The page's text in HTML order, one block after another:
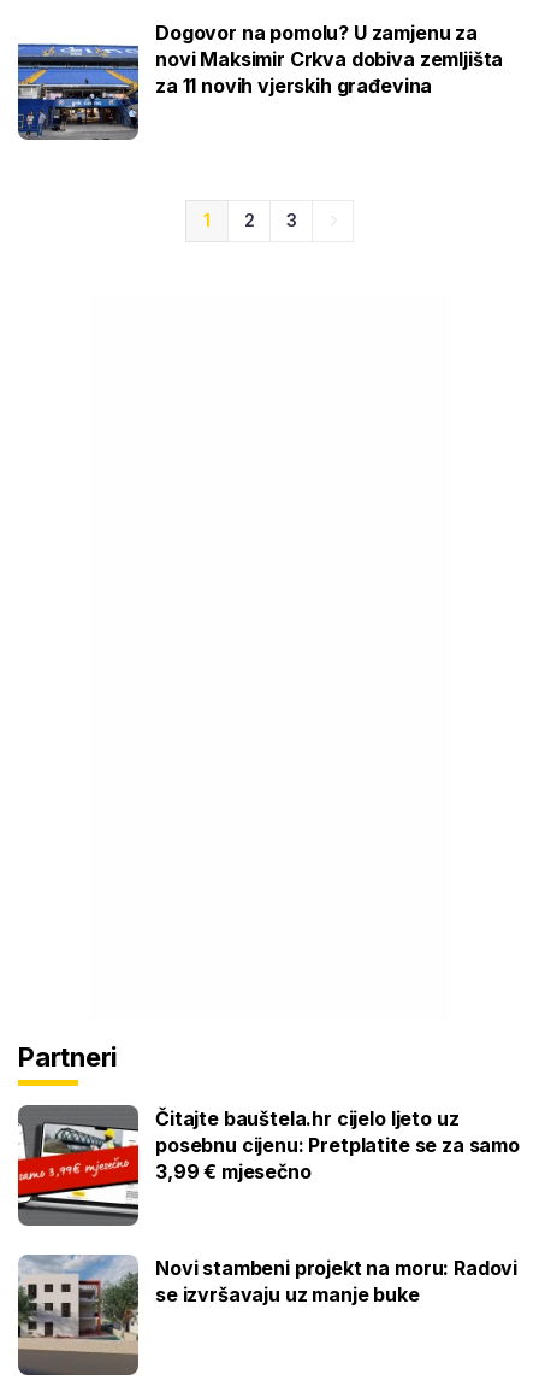
Dogovor na pomolu? U zamjenu za
novi Maksimir Crkva dobiva zemljišta
za 11 novih vjerskih građevina
1 2 3
Partneri
Čitajte bauštela.hr cijelo ljeto uz
posebnu cijenu: Pretplatite se za samo
3,99 € mjesečno
Novi stambeni projekt na moru: Radovi
se izvršavaju uz manje buke